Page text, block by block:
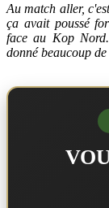
Au match aller,
ça avait poussé
face au Kop
donné beaucoup